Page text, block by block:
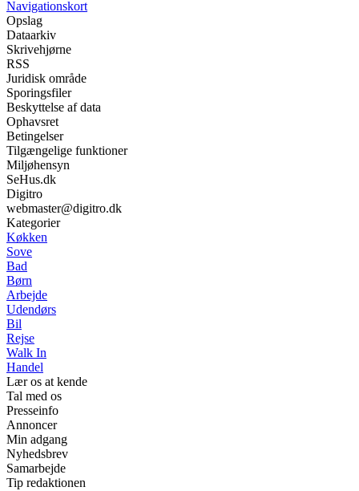
Navigationskort
Opslag
Dataarkiv
Skrivehjørne
RSS
Juridisk område
Sporingsfiler
Beskyttelse af data
Ophavsret
Betingelser
Tilgængelige funktioner
Miljøhensyn
SeHus.dk
Digitro
webmaster@digitro.dk
Kategorier
Køkken
Sove
Bad
Børn
Arbejde
Udendørs
Bil
Rejse
Walk In
Handel
Lær os at kende
Tal med os
Presseinfo
Annoncer
Min adgang
Nyhedsbrev
Samarbejde
Tip redaktionen